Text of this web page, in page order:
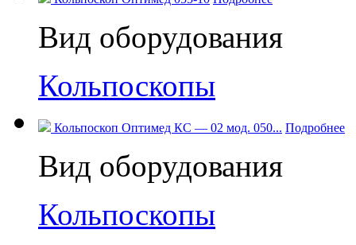
Вид оборудования
Кольпоскопы
Кольпоскоп Оптимед КС — 02 мод. 050... Подробнее
Вид оборудования
Кольпоскопы